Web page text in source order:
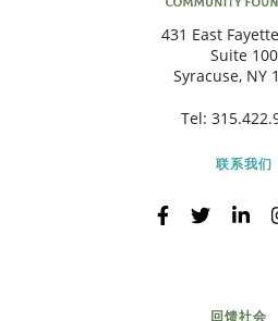
431 East
Suite 100
Syracuse, NY
Tel:
联系我们
回馈社会